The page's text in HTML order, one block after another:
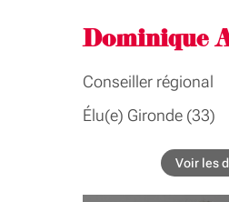
Voir les
Dominique
Conseiller régional
Élu(e) Gironde (33)